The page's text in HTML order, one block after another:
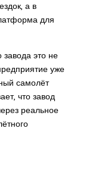
а в
для
завода это не
уже
самолёт
что завод
реальное